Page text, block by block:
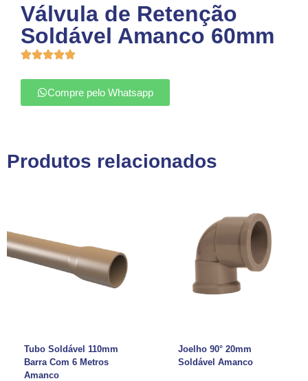
Válvula de Retenção
Soldável Amanco 60mm
Compre pelo Whatsapp
Produtos relacionados
Tubo Soldável 110mm
Barra Com 6 Metros
Amanco
Joelho 90° 20mm
Soldável Amanco